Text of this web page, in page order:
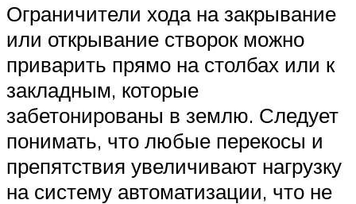
Ограничители хода на закрывание
или открывание створок можно
приварить прямо на столбах или к
закладным, которые
забетонированы в землю. Следует
понимать, что любые перекосы и
препятствия увеличивают нагрузку
на систему автоматизации, что не